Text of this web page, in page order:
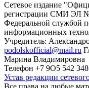
Сетевое издание
регистрации СМИ ЭЛ
Федеральной службой
информационных
Учредитель:
podolskofficial@mail.ru
Марина Владимировна
Телефон +7 9О5 542
Устав редакции
Все права на любые